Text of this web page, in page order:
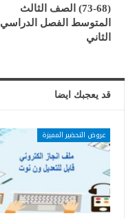
(68-73) الصف الثالث
المتوسط الفصل الدراسي
الثاني
قد يعجبك ايضا
عروض التحضير المميزة